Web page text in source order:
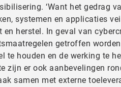
‘Want het gedrag
systemen en applicaties
en herstel. In geval van
getroffen
te houden en de werking te
zijn er ook aanbevelingen
samen met externe